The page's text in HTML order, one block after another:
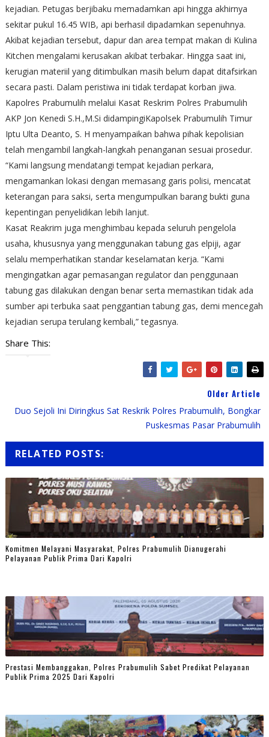
kejadian. Petugas berjibaku memadamkan api hingga akhirnya
sekitar pukul 16.45 WIB, api berhasil dipadamkan sepenuhnya.
Akibat kejadian tersebut, dapur dan area tempat makan di Kulina
Kitchen mengalami kerusakan akibat terbakar. Hingga saat ini,
kerugian materiil yang ditimbulkan masih belum dapat ditafsirkan
secara pasti. Dalam peristiwa ini tidak terdapat korban jiwa.
Kapolres Prabumulih melalui Kasat Reskrim Polres Prabumulih
AKP Jon Kenedi S.H.,M.Si didampingiKapolsek Prabumulih Timur
Iptu Ulta Deanto, S. H menyampaikan bahwa pihak kepolisian
telah mengambil langkah-langkah penanganan sesuai prosedur.
“Kami langsung mendatangi tempat kejadian perkara,
mengamankan lokasi dengan memasang garis polisi, mencatat
keterangan para saksi, serta mengumpulkan barang bukti guna
kepentingan penyelidikan lebih lanjut.
Kasat Reakrim juga menghimbau kepada seluruh pengelola
usaha, khususnya yang menggunakan tabung gas elpiji, agar
selalu memperhatikan standar keselamatan kerja. “Kami
mengingatkan agar pemasangan regulator dan penggunaan
tabung gas dilakukan dengan benar serta memastikan tidak ada
sumber api terbuka saat penggantian tabung gas, demi mencegah
kejadian serupa terulang kembali,” tegasnya.
Share This:
Older Article
Duo Sejoli Ini Diringkus Sat Reskrik Polres Prabumulih, Bongkar
Puskesmas Pasar Prabumulih
RELATED POSTS:
Komitmen Melayani Masyarakat, Polres Prabumulih Dianugerahi
Pelayanan Publik Prima Dari Kapolri
Prestasi Membanggakan, Polres Prabumulih Sabet Predikat Pelayanan
Publik Prima 2025 Dari Kapolri